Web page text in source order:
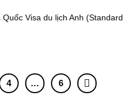
Visa du lịch Anh (Standard
4 … 6